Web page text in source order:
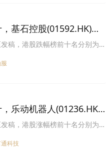
18.52%。
基石控股(01592.HK)跌
跌21.880%
稿，港股跌幅榜前十名分别为基
18.380%、汇力资源(01303.HK)
跌幅18.060%、顺泰控股
15.250%。
乐动机器人(01236.HK)
涨79.00%
稿，港股涨幅榜前十名分别为乐
、京西国际(02339.HK)涨
涨幅46.43%、中安控股集团
科技